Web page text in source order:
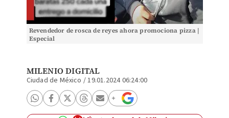
Revendedor de rosca de reyes ahora promociona pizza |
Especial
MILENIO DIGITAL
Ciudad de México /19.01.2024 06:24:00